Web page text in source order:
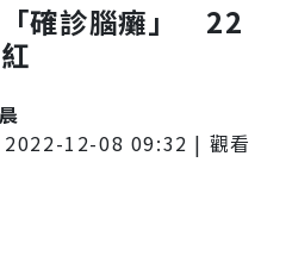
「確診腦癱」 22
2022-12-08 09:32 | 觀看